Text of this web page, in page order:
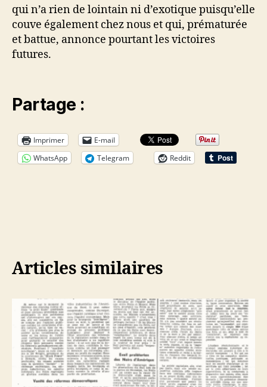
qui n’a rien de lointain ni d’exotique puisqu’elle
couve également chez nous et qui, prématurée
et battue, annonce pourtant les victoires
futures.
Partage :
Imprimer
E-mail
WhatsApp
Telegram Reddit
Articles similaires